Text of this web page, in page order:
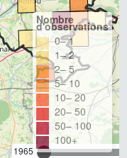
1965
Nombre
d'observations
0– 1
1– 2
2– 5
5– 10
10– 20
20– 50
50– 100
100+